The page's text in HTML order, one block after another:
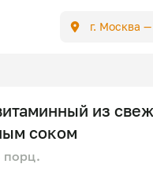
г. Москва —
из
соком
порц.